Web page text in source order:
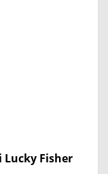
Lucky Fisher